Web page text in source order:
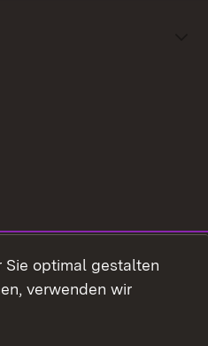
Sie optimal gestalten
verwenden wir